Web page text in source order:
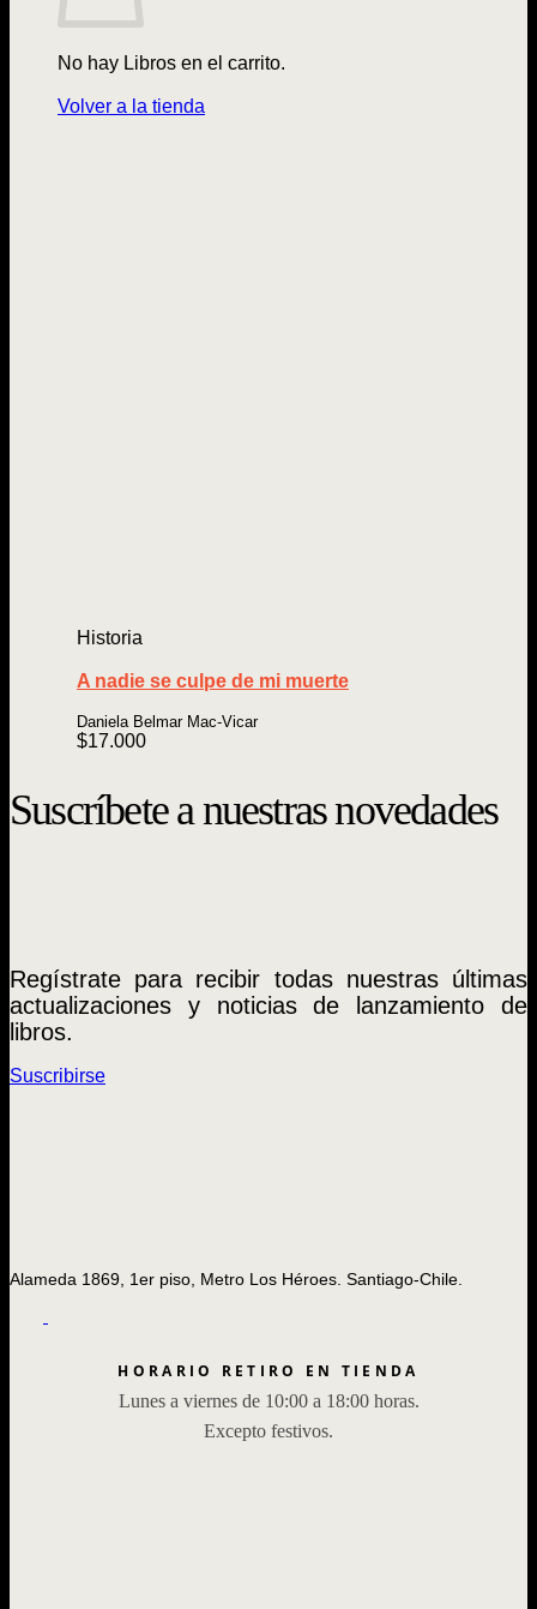
No hay Libros en el carrito.
Volver a la tienda
Historia
A nadie se culpe de mi muerte
Daniela Belmar Mac-Vicar
$17.000
Suscríbete a nuestras novedades
Regístrate para recibir todas nuestras últimas
actualizaciones y noticias de lanzamiento de
libros.
Suscribirse
Alameda 1869, 1er piso, Metro Los Héroes. Santiago-Chile.
HORARIO RETIRO EN TIENDA
Lunes a viernes de 10:00 a 18:00 horas.
Excepto festivos.